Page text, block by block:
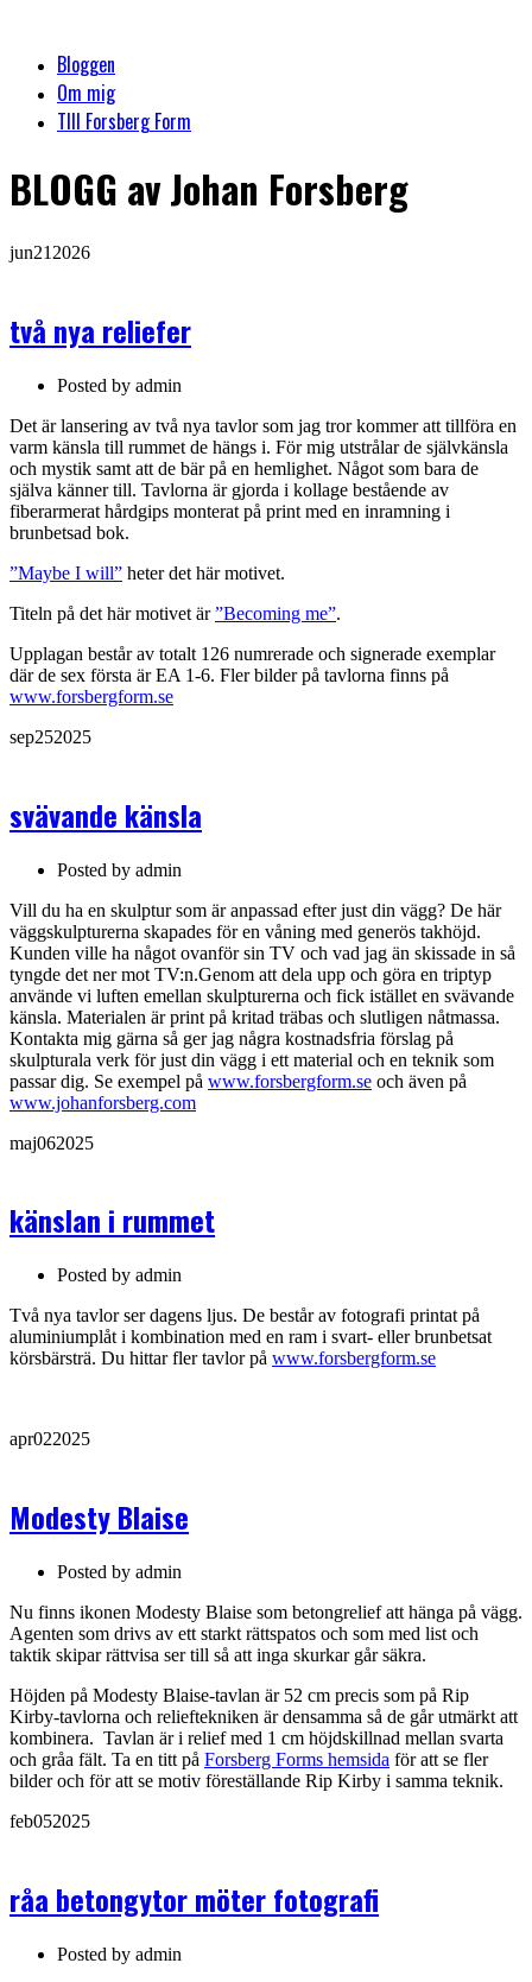
Bloggen
Om mig
TIll Forsberg Form
BLOGG av Johan Forsberg
jun21 2026
två nya reliefer
Posted by admin
Det är lansering av två nya tavlor som jag tror kommer att tillföra en
varm känsla till rummet de hängs i. För mig utstrålar de självkänsla
och mystik samt att de bär på en hemlighet. Något som bara de
själva känner till. Tavlorna är gjorda i kollage bestående av
fiberarmerat hårdgips monterat på print med en inramning i
brunbetsad bok.
”Maybe I will” heter det här motivet.
Titeln på det här motivet är”Becoming me”.
Upplagan består av totalt 126 numrerade och signerade exemplar
där de sex första är EA 1-6. Fler bilder på tavlorna finns på
www.forsbergform.se
sep252025
svävande känsla
Posted by admin
Vill du ha en skulptur som är anpassad efter just din vägg? De här
väggskulpturerna skapades för en våning med generös takhöjd.
Kunden ville ha något ovanför sin TV och vad jag än skissade in så
tyngde det ner mot TV:n.Genom att dela upp och göra en triptyp
använde vi luften emellan skulpturerna och fick istället en svävande
känsla. Materialen är print på kritad träbas och slutligen nåtmassa.
Kontakta mig gärna så ger jag några kostnadsfria förslag på
skulpturala verk för just din vägg i ett material och en teknik som
passar dig. Se exempel på www.forsbergform.se och även på
www.johanforsberg.com
maj062025
känslan i rummet
Posted by admin
Två nya tavlor ser dagens ljus. De består av fotografi printat på
aluminiumplåt i kombination med en ram i svart- eller brunbetsat
körsbärsträ. Du hittar fler tavlor på www.forsbergform.se
apr022025
Modesty Blaise
Posted by admin
Nu finns ikonen Modesty Blaise som betongrelief att hänga på vägg.
Agenten som drivs av ett starkt rättspatos och som med list och
taktik skipar rättvisa ser till så att inga skurkar går säkra.
Höjden på Modesty Blaise-tavlan är 52 cm precis som på Rip
Kirby-tavlorna och relieftekniken är densamma så de går utmärkt att
kombinera. Tavlan är i relief med 1 cm höjdskillnad mellan svarta
och gråa fält. Ta en titt på Forsberg Forms hemsida för att se fler
bilder och för att se motiv föreställande Rip Kirby i samma teknik.
feb052025
råa betongytor möter fotografi
Posted by admin